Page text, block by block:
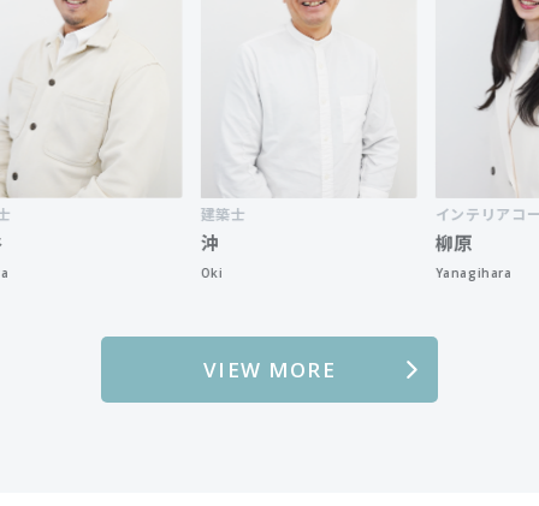
インテリアコーディネ
Yanagihara
VIEW MORE